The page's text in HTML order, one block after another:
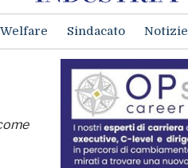
Welfare Sindacato Notizie